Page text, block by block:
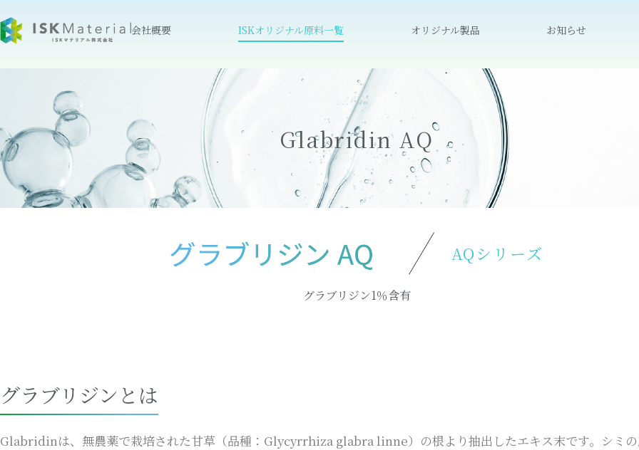
会社概要 ISKオリジナル原料一覧 オリジナル製品 お知らせ
Glabridin AQ
AQシリーズ
グラブリジン1％含有
グラブリジンとは
Glabridinは、無農薬で栽培された甘草（品種：Glycyrrhiza glabra linne）の根より抽出したエキス末です。シミの